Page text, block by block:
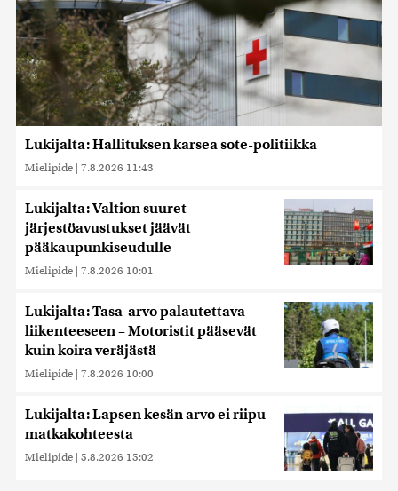
Lukijalta: Hallituksen karsea sote-politiikka
Mielipide | 7.8.2026 11:43
Lukijalta: Valtion suuret
järjestöavustukset jäävät
pääkaupunkiseudulle
Mielipide | 7.8.2026 10:01
Lukijalta: Tasa-arvo palautettava
liikenteeseen – Motoristit pääsevät
kuin koira veräjästä
Mielipide | 7.8.2026 10:00
Lukijalta: Lapsen kesän arvo ei riipu
matkakohteesta
Mielipide | 5.8.2026 15:02